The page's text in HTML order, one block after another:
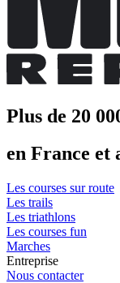
Plus de 20
en France et
Les courses sur route
Les trails
Les triathlons
Les courses fun
Marches
Entreprise
Nous contacter